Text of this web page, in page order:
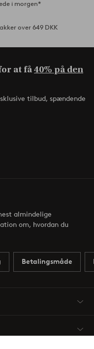
i morgen*
over 649 DKK
at få40% på den
tilbud, spændende
almindelige
om, hvordan du
Betalingsmåde